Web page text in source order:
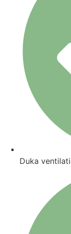
Duka